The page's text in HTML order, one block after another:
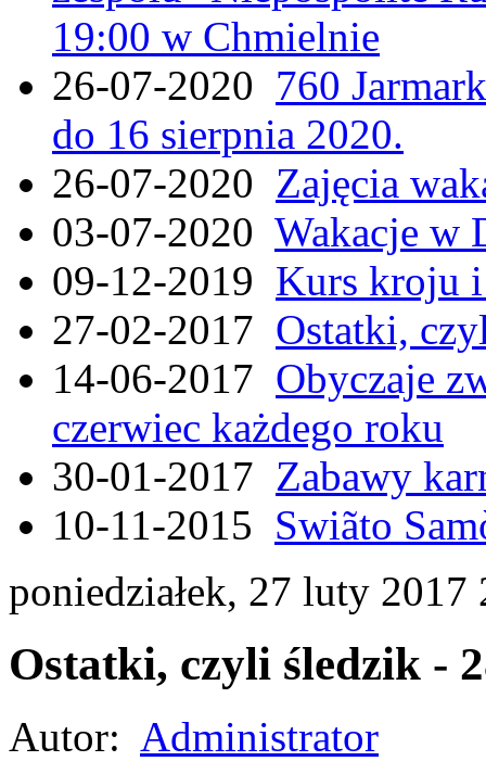
19:00 w Chmielnie
26-07-2020 760
do 16 sierpnia 2020.
26-07-2020 Zajęcia
03-07-2020 Wakacje w
09-12-2019 Kurs kroju i
27-02-2017 Ostatki,
14-06-2017 Obyczaje
czerwiec każdego roku
30-01-2017 Zabawy
10-11-2015 Swiãto
poniedziałek, 27 luty 2017
Ostatki, czyli śledzik -
Autor: Administrator